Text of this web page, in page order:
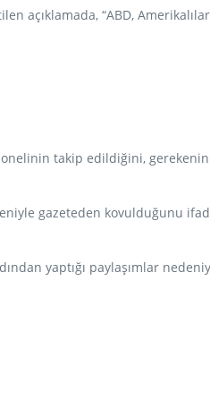
açıklamada, “ABD,
takip edildiğini, gerekenin
gazeteden kovulduğunu
yaptığı paylaşımlar